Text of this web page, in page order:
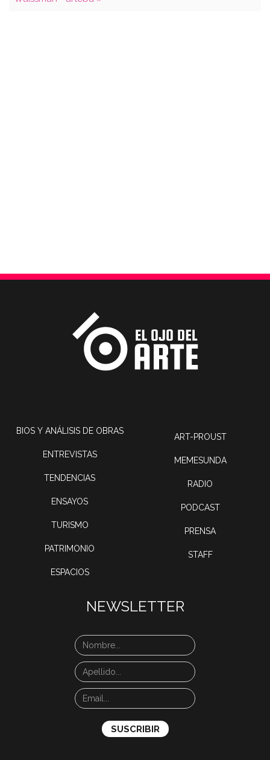
BIOS Y ANÁLISIS DE OBRAS
ENTREVISTAS
TENDENCIAS
ENSAYOS
TURISMO
PATRIMONIO
ESPACIOS
ART-PROUST
MEMESUNDA
RADIO
PODCAST
PRENSA
STAFF
NEWSLETTER